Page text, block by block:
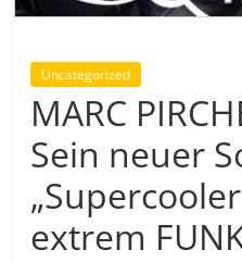
Uncategorized
MARC
Sein neuer
extrem